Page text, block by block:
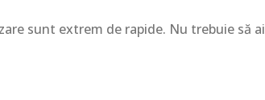
sunt extrem de rapide. Nu trebuie să ai